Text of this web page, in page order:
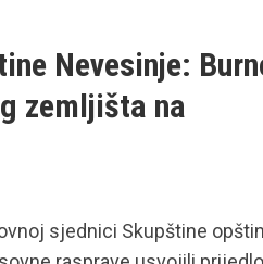
Nevesinje:
zemljišta na
sjednici Skupštine